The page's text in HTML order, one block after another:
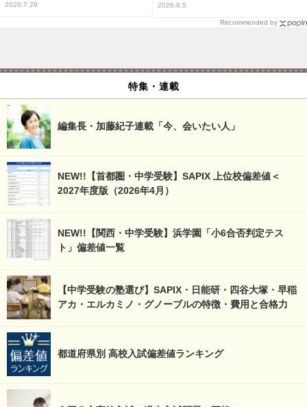
2026.7.29 2026.8.5
Recommended by
特集・連載
編集長・加藤紀子連載「今、会いたい人」
NEW!!【首都圏・中学受験】SAPIX 上位校偏差値＜
2027年度版（2026年4月）
NEW!!【関西・中学受験】浜学園「小6合否判定テス
ト」偏差値一覧
【中学受験の塾選び】SAPIX・日能研・四谷大塚・早稲
アカ・エルカミノ・グノーブルの特徴・費用と合格力
都道府県別 高校入試偏差値ランキング